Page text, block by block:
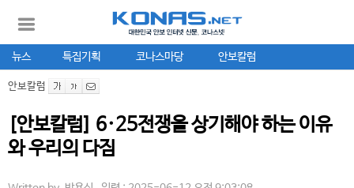
뉴스 특집기획 코나스마당 안보칼럼
안보칼럼
[안보칼럼] 6·25전쟁을 상기해야 하는 이유
와 우리의 다짐